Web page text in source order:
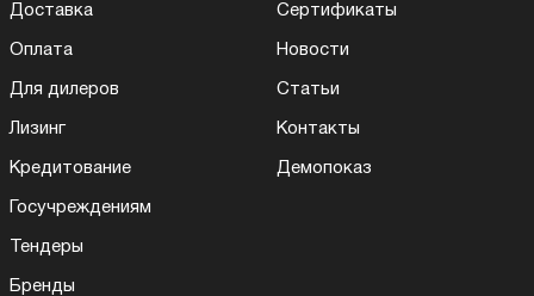
Доставка
Оплата
Для дилеров
Лизинг
Кредитование
Госучреждениям
Тендеры
Бренды
Сертификаты
Новости
Статьи
Контакты
Демопоказ